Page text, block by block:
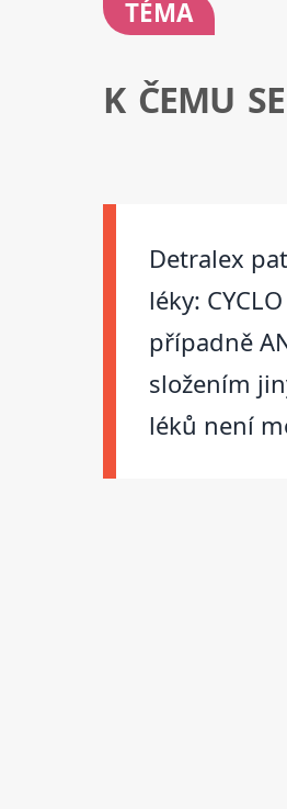
TÉMA
K ČEMU
Detralex
léky:
případně
složením
léků není